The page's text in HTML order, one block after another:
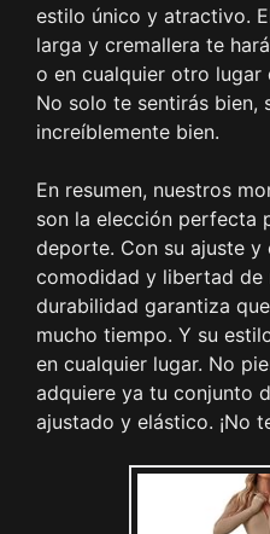
estilo único y atractivo.
larga y cremallera te
o en cualquier otro lugar
No solo te sentirás bien,
increíblemente bien.
En resumen, nuestros
son la elección perfecta
deporte. Con su ajuste
comodidad y libertad de
durabilidad garantiza
mucho tiempo. Y su
en cualquier lugar. No
adquiere ya tu conjunto
ajustado y elástico. ¡No